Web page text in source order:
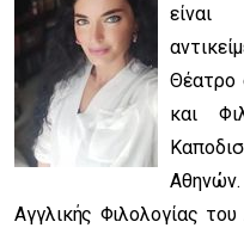
είναι
Θέατρο
και
Αγγλικής Φιλολογίας